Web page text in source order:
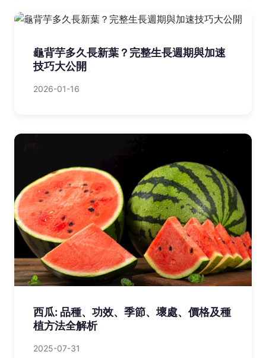
龜背芋多久長新葉？完整生長週期與加速
技巧大公開
2026-01-16
西瓜: 品種、功效、季節、壞處、價格及種
植方法全解析
2025-07-31